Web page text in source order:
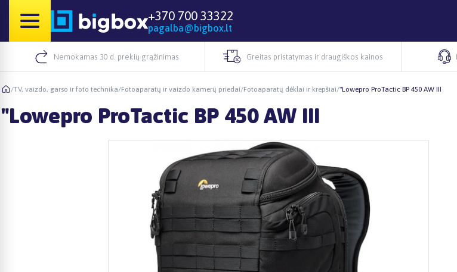
+370 700 33322
pagalba@bigbox.lt
Nemokamas 30 d. prekių grąžinimas Greitas pristatymas ir draugiškos kainos
/TV, vaizdo, garso ir foto technika/Fotoaparatų ir vaizdo kamerų priedai/Fotoaparatų dėklai ir krepšiai/"Lowepro ProTactic BP 450 AW III
"Lowepro ProTactic BP 450 AW III